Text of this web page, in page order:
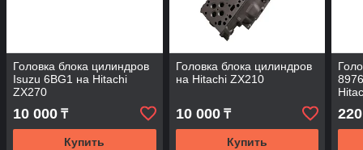
Головка блока цилиндров
Isuzu 6BG1 на Hitachi
ZX270
10 000 ₸
Купить
Головка блока цилиндров
на Hitachi ZX210
10 000₸
Купить